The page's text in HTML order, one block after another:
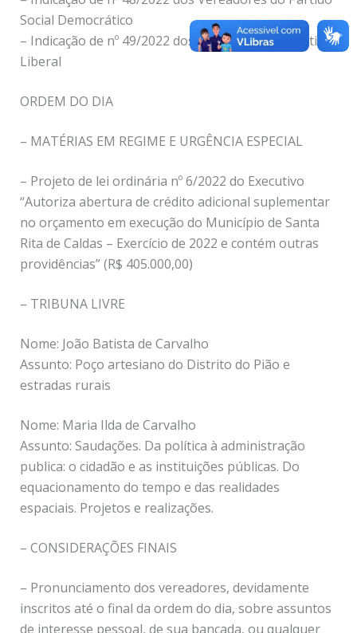
Social Democrático
– Indicação de nº 49/2022 dos Vereadores do Partido
Liberal
ORDEM DO DIA
– MATÉRIAS EM REGIME E URGÊNCIA ESPECIAL
– Projeto de lei ordinária nº 6/2022 do Executivo
“Autoriza abertura de crédito adicional suplementar
no orçamento em execução do Município de Santa
Rita de Caldas – Exercício de 2022 e contém outras
providências” (R$ 405.000,00)
– TRIBUNA LIVRE
Nome: João Batista de Carvalho
Assunto: Poço artesiano do Distrito do Pião e
estradas rurais
Nome: Maria Ilda de Carvalho
Assunto: Saudações. Da política à administração
publica: o cidadão e as instituições públicas. Do
equacionamento do tempo e das realidades
espaciais. Projetos e realizações.
– CONSIDERAÇÕES FINAIS
– Pronunciamento dos vereadores, devidamente
inscritos até o final da ordem do dia, sobre assuntos
de interesse pessoal, de sua bancada, ou qualquer